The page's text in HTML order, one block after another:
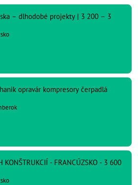
– dlhodobé projekty | 3 200 – 3
opravár kompresory čerpadlá
KONŠTRUKCIÍ - FRANCÚZSKO - 3 600